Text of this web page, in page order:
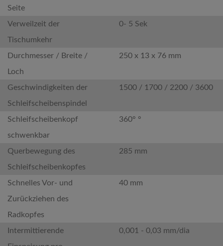
Seite
Verweilzeit der
Tischumkehr
0- 5 Sek
Durchmesser / Breite /
Loch
250 x 13 x 76 mm
Geschwindigkeiten der
Schleifscheibenspindel
1500 / 1700 / 2200 / 3600
Schleifscheibenkopf
schwenkbar
360° °
Querbewegung des
Schleifscheibenkopfes
285 mm
Schnelles Vor- und
Zurückziehen des
Radkopfes
40 mm
Intermittierende
0,001 - 0,03 mm/dia